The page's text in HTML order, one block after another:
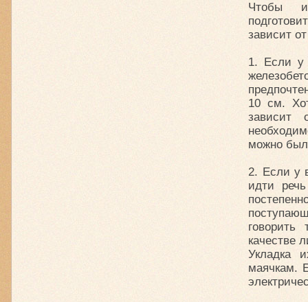
Чтобы
зависит
1. Если у
10 см.
зависит
можно
2. Если у
идти
говорить
качестве
Укладка
маячкам.